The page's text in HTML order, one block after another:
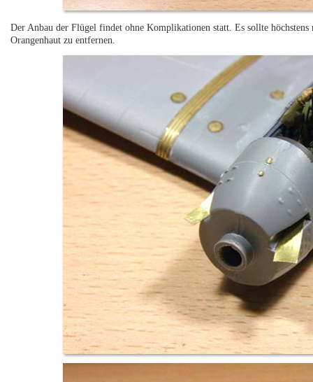
Der Anbau der Flügel findet ohne Komplikationen statt. Es sollte
Orangenhaut zu entfernen.